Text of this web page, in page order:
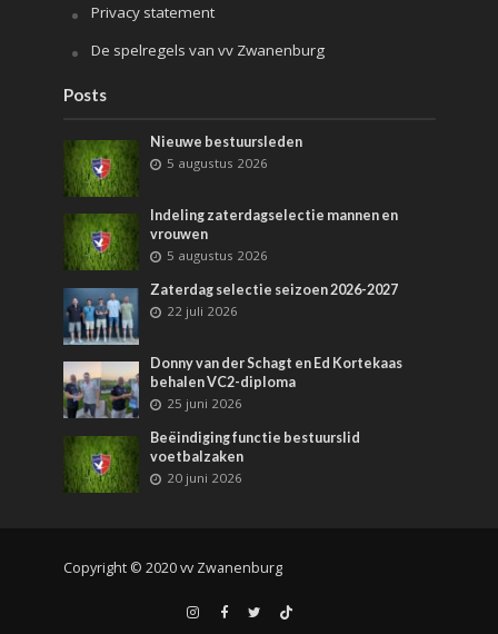
Privacy statement
De spelregels van vv Zwanenburg
Posts
Nieuwe bestuursleden
5 augustus 2026
Indeling zaterdagselectie mannen en
vrouwen
5 augustus 2026
Zaterdag selectie seizoen 2026-2027
22 juli 2026
Donny van der Schagt en Ed Kortekaas
behalen VC2-diploma
25 juni 2026
Beëindiging functie bestuurslid
voetbalzaken
20 juni 2026
Copyright © 2020 vv Zwanenburg